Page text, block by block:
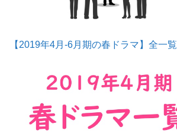
【2019年4月-6月期の春ドラマ】全一覧